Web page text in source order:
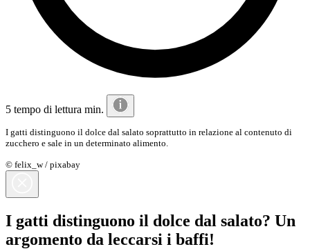
5 tempo di lettura min.
I gatti distinguono il dolce dal salato soprattutto in relazione al contenuto di
zucchero e sale in un determinato alimento.
© felix_w / pixabay
I gatti distinguono il dolce dal salato? Un
argomento da leccarsi i baffi!